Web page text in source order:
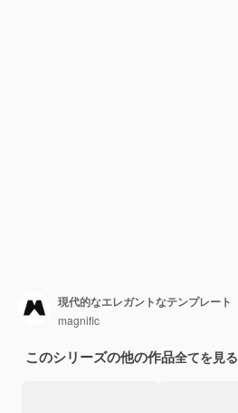
現代的なエレガントなテンプレート
magnific
このシリーズの他の作品全てを見る